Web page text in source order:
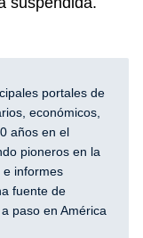
portales de
económicos,
años en el
pioneros en la
e informes
fuente de
paso en América